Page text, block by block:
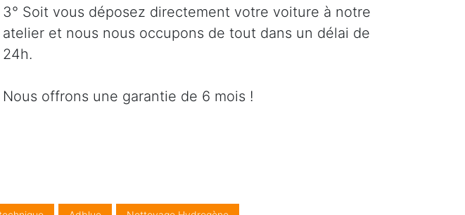
3° Soit vous déposez directement votre voiture à notre
atelier et nous nous occupons de tout dans un délai de
24h.
Nous offrons une garantie de 6 mois !